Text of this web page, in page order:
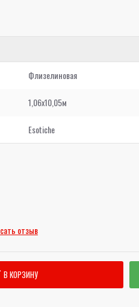
Флизелиновая
1,06x10,05м
Esotiche
отзыв
В КОРЗИНУ